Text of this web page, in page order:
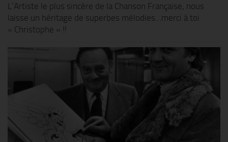
L’Artiste le plus sincère de la Chanson Française, nous
laisse un héritage de superbes mélodies…merci à toi
« Christophe » !!